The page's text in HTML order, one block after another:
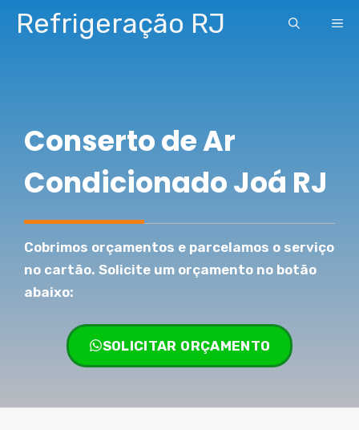
Pular
paraRefrigeração RJ
Conserto de Ar
Condicionado Joá RJ
Cobrimos orçamentos e parcelamos o serviço
no cartão. Solicite um orçamento no botão
abaixo:
SOLICITAR ORÇAMENTO